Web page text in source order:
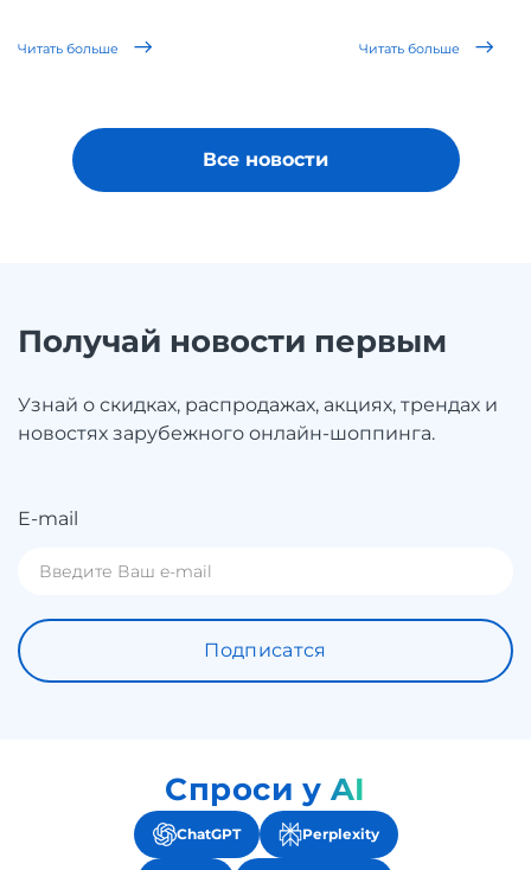
Читать больше Читать больше
Все новости
Получай новости первым
Узнай о скидках, распродажах, акциях, трендах и
новостях зарубежного онлайн-шоппинга.
E-mail
Подписатся
Спроси у AI
ChatGPT Perplexity